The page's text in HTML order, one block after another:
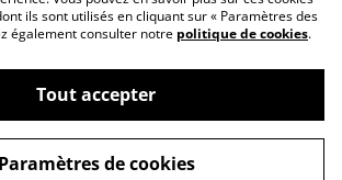
de
Politique de cookies
ils sont utilisés en cliquant sur « Paramètres des
également consulter notre politique de cookies.
Tout accepter
Paramètres de cookies